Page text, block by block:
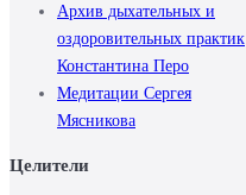
Архив дыхательных и
оздоровительных практик
Константина Перо
Медитации Сергея
Мясникова
Целители